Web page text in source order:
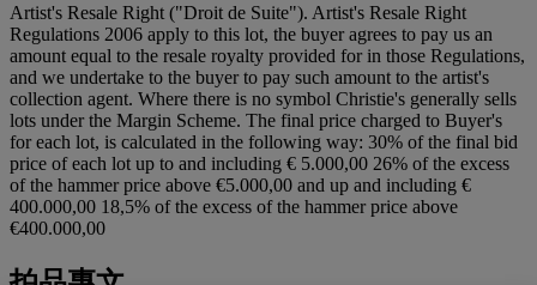
Artist's Resale Right ("Droit de Suite"). Artist's Resale Right
Regulations 2006 apply to this lot, the buyer agrees to pay us an
amount equal to the resale royalty provided for in those Regulations,
and we undertake to the buyer to pay such amount to the artist's
collection agent. Where there is no symbol Christie's generally sells
lots under the Margin Scheme. The final price charged to Buyer's
for each lot, is calculated in the following way: 30% of the final bid
price of each lot up to and including € 5.000,00 26% of the excess
of the hammer price above €5.000,00 and up and including €
400.000,00 18,5% of the excess of the hammer price above
€400.000,00